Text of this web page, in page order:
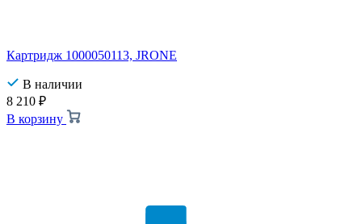
Картридж 1000050113, JRONE
В наличии
8 210 ₽
В корзину